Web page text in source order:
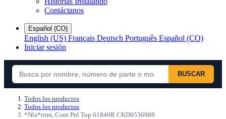
Contáctanos
Español (CO)
English (US) Français Deutsch Português Español (CO)
Iniciar sesión
BUSCAR
Todos los productos
Todos los productos
*Nla*trim, Cont Pnl Top 61849R CKD0536969